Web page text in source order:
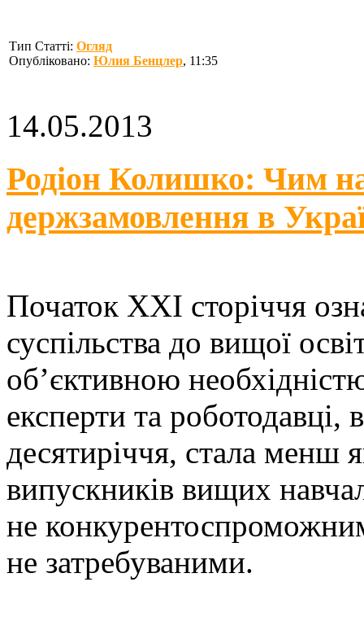
Тип Статті: Огляд
Опубліковано: Юлия Бенцлер, 11:35
14.05.2013
Родіон Колишко: Чим
держзамовлення в
Початок ХХІ сторіччя
суспільства до вищої
об’єктивною
експерти та роботодавці,
десятиріччя, стала менш
випускників вищих
не
не затребуваними.